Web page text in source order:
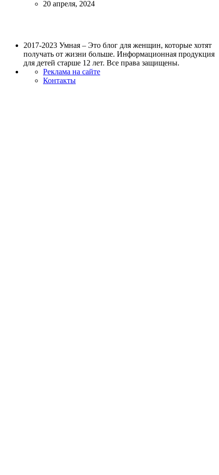
20 апреля, 2024
2017-2023 Умная – Это блог для женщин, которые хотят
получать от жизни больше. Информационная продукция
для детей старше 12 лет. Все права защищены.
Реклама на сайте
Контакты